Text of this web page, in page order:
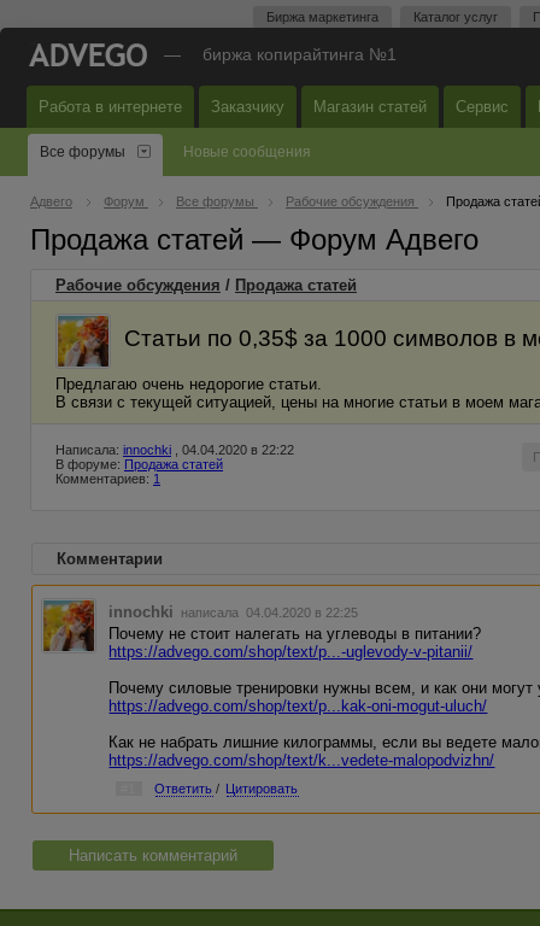
Биржа маркетинга Каталог услуг
— биржа копирайтинга №1
Работа в интернете Заказчику Магазин статей Сервис
Все форумы Новые сообщения
Адвего Форум Все форумы Рабочие обсуждения Продажа
Продажа статей — Форум Адвего
Рабочие обсуждения / Продажа статей
Статьи по 0,35$ за 1000 символов в
Предлагаю очень недорогие статьи.
В связи с текущей ситуацией, цены на многие статьи в моем
Написала: innochki , 04.04.2020 в 22:22
В форуме: Продажа статей
Комментариев: 1
Комментарии
innochki написала 04.04.2020 в 22:25
Почему не стоит налегать на углеводы в питании?
https://advego.com/shop/text/p...-uglevody-v-pitanii/
Почему силовые тренировки нужны всем, и как они
https://advego.com/shop/text/p...kak-oni-mogut-uluch/
Как не набрать лишние килограммы, если вы ведете
https://advego.com/shop/text/k...vedete-malopodvizhn/
Ответить / Цитировать
Написать комментарий